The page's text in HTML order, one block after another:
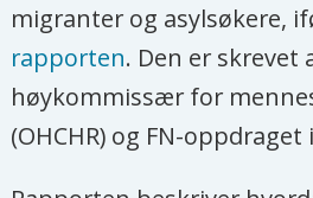
migranter og asylsøkere,
rapporten. Den er skrevet
høykommissær for
(OHCHR) og FN-oppdraget